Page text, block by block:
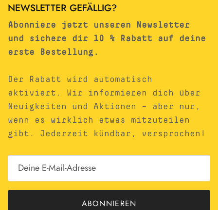
NEWSLETTER GEFÄLLIG?
Abonniere jetzt unseren Newsletter
und sichere dir 10 % Rabatt auf deine
erste Bestellung.
Der Rabatt wird automatisch
aktiviert. Wir informieren dich über
Neuigkeiten und Aktionen – aber nur,
wenn es wirklich etwas mitzuteilen
gibt. Jederzeit kündbar, versprochen!
ABONNIEREN